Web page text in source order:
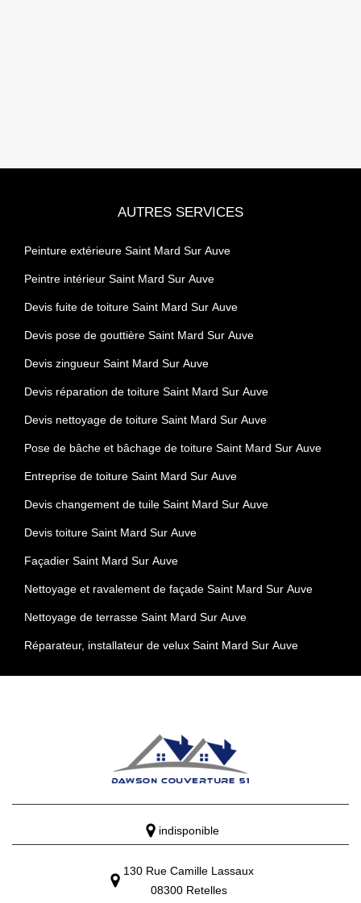
AUTRES SERVICES
Peinture extérieure Saint Mard Sur Auve
Peintre intérieur Saint Mard Sur Auve
Devis fuite de toiture Saint Mard Sur Auve
Devis pose de gouttière Saint Mard Sur Auve
Devis zingueur Saint Mard Sur Auve
Devis réparation de toiture Saint Mard Sur Auve
Devis nettoyage de toiture Saint Mard Sur Auve
Pose de bâche et bâchage de toiture Saint Mard Sur Auve
Entreprise de toiture Saint Mard Sur Auve
Devis changement de tuile Saint Mard Sur Auve
Devis toiture Saint Mard Sur Auve
Façadier Saint Mard Sur Auve
Nettoyage et ravalement de façade Saint Mard Sur Auve
Nettoyage de terrasse Saint Mard Sur Auve
Réparateur, installateur de velux Saint Mard Sur Auve
indisponible
130 Rue Camille Lassaux
08300 Retelles